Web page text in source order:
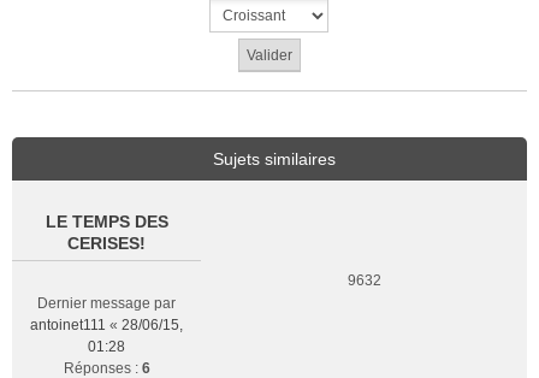
Sujets similaires
LE TEMPS DES
CERISES!
Dernier message par
antoinet111 « 28/06/15,
01:28
Réponses : 6
9632